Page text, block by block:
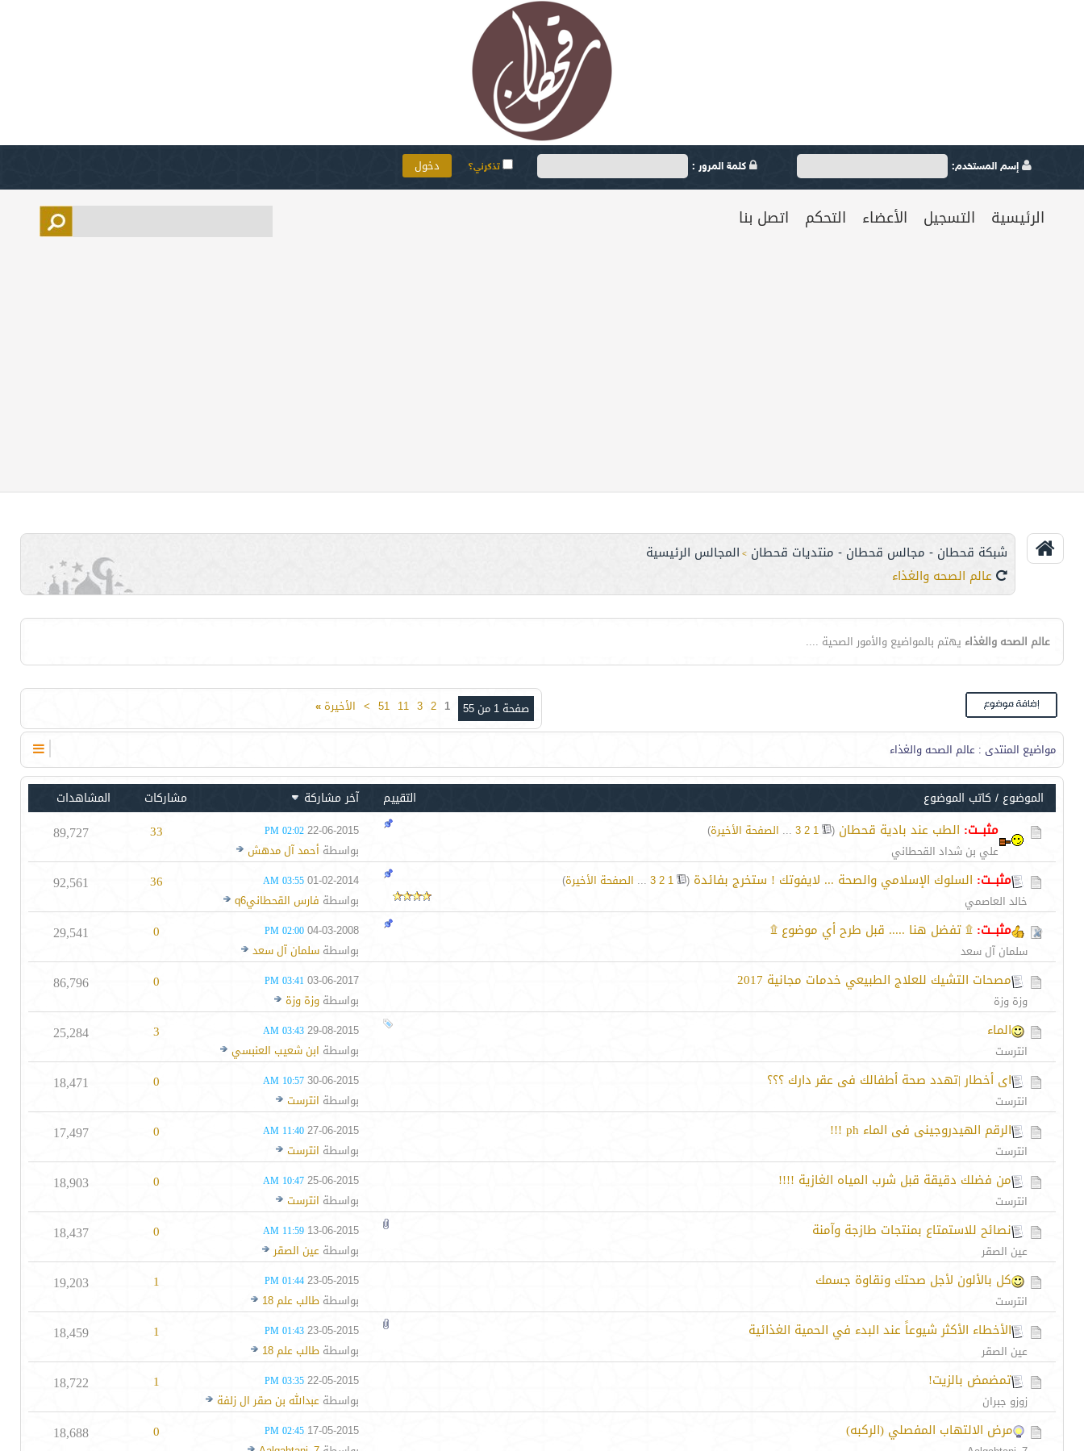
إسم المستخدم: كلمة المرور : تذكرني؟
الرئيسية التسجيل الأعضاء التحكم اتصل بنا
شبكة قحطان - مجالس قحطان - منتديات قحطان > المجالس الرئيسية
عالم الصحه والغذاء
عالم الصحه والغذاء يهتم بالمواضيع والأمور الصحية ....
صفحة 1 من 55 1
2
3
11
51
> الأخيرة»
مواضيع المنتدى : عالم الصحه والغذاء
التقييم الموضوع / كاتب الموضوع آخر مشاركة مشاركات المشاهدات
مثبــت: الطب عند بادية قحطان (
1
2
3
... الصفحة الأخيرة)
علي بن شداد القحطاني
22-06-2015
02:02 PM
بواسطة أحمد آل مدهش
33
89,727
مثبــت: السلوك الإسلامي والصحة ... لايفوتك ! ستخرج بفائدة (
1
2
3
... الصفحة الأخيرة)
خالد العاصمي
01-02-2014
03:55 AM
بواسطة فارس القحطانيq6
36
92,561
مثبــت: ۩ تفضل هنا ..... قبل طرح أي موضوع ۩
سلمان آل سعد
04-03-2008
02:00 PM
بواسطةسلمان آل سعد
0
29,541
مصحات التشيك للعلاج الطبيعي خدمات مجانية 2017
وزة وزة
03-06-2017
03:41 PM
بواسطةوزة وزة
0
86,796
الماء
انترست
29-08-2015
03:43 AM
بواسطة ابن شعيب العنبسي
3
25,284
اى أخطار |تهدد صحة أطفالك فى عقر دارك ؟؟؟
انترست
30-06-2015
10:57 AM
بواسطة انترست
0
18,471
الرقم الهيدروجينى فى الماء ph !!!
انترست
27-06-2015
11:40 AM
بواسطة انترست
0
17,497
من فضلك دقيقة قبل شرب المياه الغازية !!!!
انترست
25-06-2015
10:47 AM
بواسطة انترست
0
18,903
نصائح للاستمتاع بمنتجات طازجة وآمنة
عين الصقر
13-06-2015
11:59 AM
بواسطةعين الصقر
0
18,437
كل بالألون لأجل صحتك ونقاوة جسمك
انترست
23-05-2015
01:44 PM
بواسطةطالب علم 18
1
19,203
الأخطاء الأكثر شيوعاً عند البدء في الحمية الغذائية
عين الصقر
23-05-2015
01:43 PM
بواسطةطالب علم 18
1
18,459
تمضمض بالزيت!
زوزو جبران
22-05-2015
03:35 PM
بواسطةعبدالله بن صقر ال زلفة
1
18,722
مرض الالتهاب المفصلي (الركبه) 17-05-2015
02:45 PM
0
18,688